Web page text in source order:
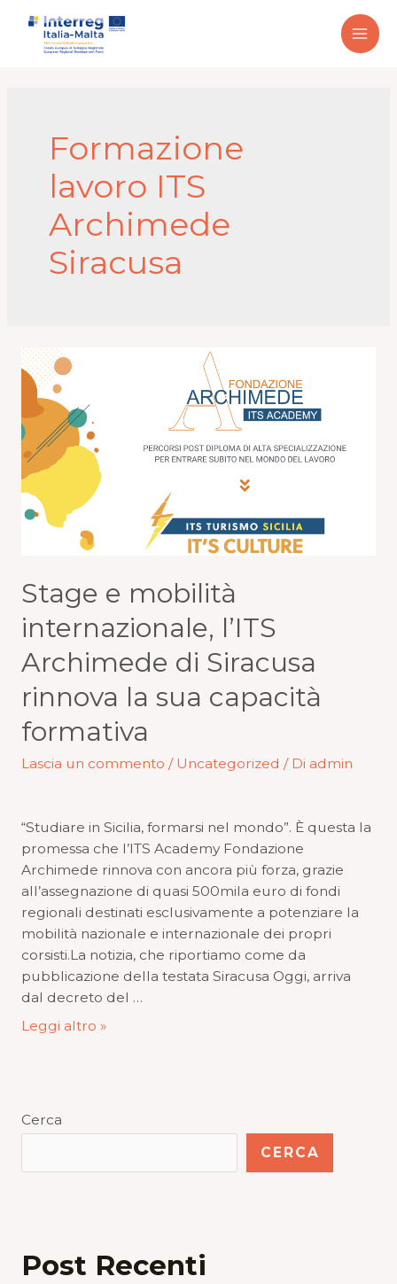
Formazione
lavoro ITS
Archimede
Siracusa
Stage e mobilità
internazionale, l’ITS
Archimede di Siracusa
rinnova la sua capacità
formativa
Lascia un commento / Uncategorized / Di admin
“Studiare in Sicilia, formarsi nel mondo”. È questa la
promessa che l’ITS Academy Fondazione
Archimede rinnova con ancora più forza, grazie
all’assegnazione di quasi 500mila euro di fondi
regionali destinati esclusivamente a potenziare la
mobilità nazionale e internazionale dei propri
corsisti.​La notizia, che riportiamo come da
pubblicazione della testata Siracusa Oggi, arriva
dal decreto del …
Leggi altro »
Cerca
CERCA
Post Recenti